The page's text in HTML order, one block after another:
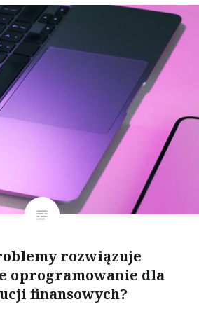
rozwiązuje
oprogramowanie dla
finansowych?